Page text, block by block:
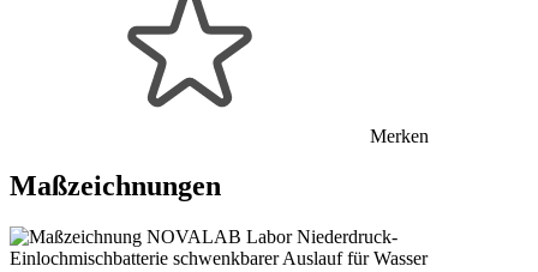
Merken
Maßzeichnungen